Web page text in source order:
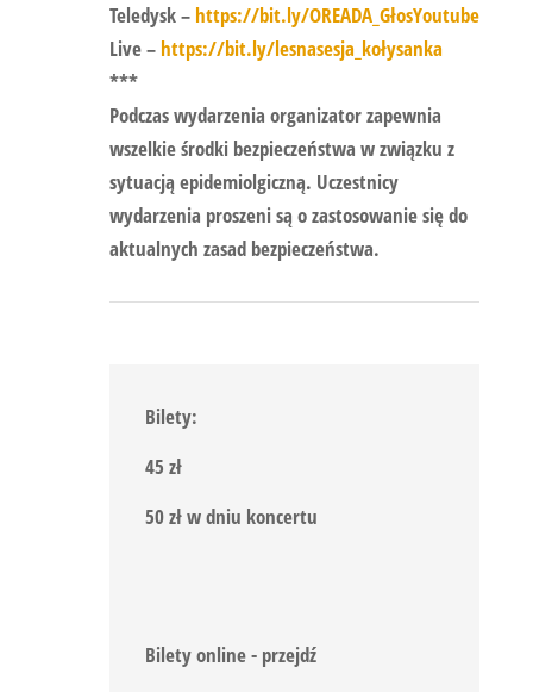
Teledysk – https://bit.ly/OREADA_GłosYoutube
Live – https://bit.ly/lesnasesja_kołysanka
***
Podczas wydarzenia organizator zapewnia
wszelkie środki bezpieczeństwa w związku z
sytuacją epidemiolgiczną. Uczestnicy
wydarzenia proszeni są o zastosowanie się do
aktualnych zasad bezpieczeństwa.
Bilety:
45 zł
50 zł w dniu koncertu
Bilety online - przejdź